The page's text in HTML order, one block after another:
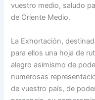
vuestro medio, saludo
de Oriente Medio.
La Exhortación,
para ellos una hoja de
alegro asimismo de
numerosas
de vuestro país, de